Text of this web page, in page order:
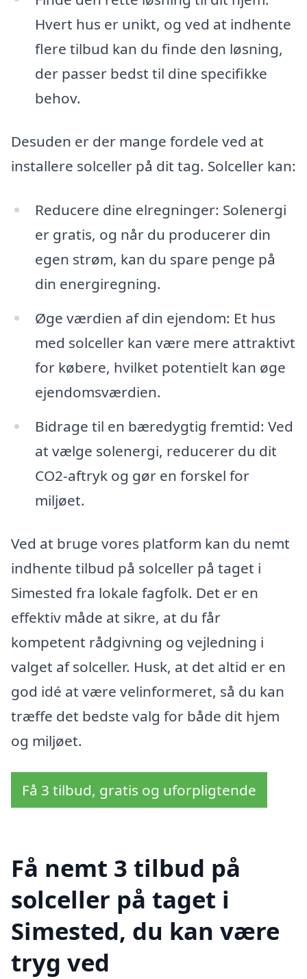
Hvert hus er unikt, og ved at indhente
flere tilbud kan du finde den løsning,
der passer bedst til dine specifikke
behov.
Desuden er der mange fordele ved at
installere solceller på dit tag. Solceller kan:
Reducere dine elregninger: Solenergi
er gratis, og når du producerer din
egen strøm, kan du spare penge på
din energiregning.
Øge værdien af din ejendom: Et hus
med solceller kan være mere attraktivt
for købere, hvilket potentielt kan øge
ejendomsværdien.
Bidrage til en bæredygtig fremtid: Ved
at vælge solenergi, reducerer du dit
CO2-aftryk og gør en forskel for
miljøet.
Ved at bruge vores platform kan du nemt
indhente tilbud på solceller på taget i
Simested fra lokale fagfolk. Det er en
effektiv måde at sikre, at du får
kompetent rådgivning og vejledning i
valget af solceller. Husk, at det altid er en
god idé at være velinformeret, så du kan
træffe det bedste valg for både dit hjem
og miljøet.
Få 3 tilbud, gratis og uforpligtende
Få nemt 3 tilbud på
solceller på taget i
Simested, du kan være
tryg ved